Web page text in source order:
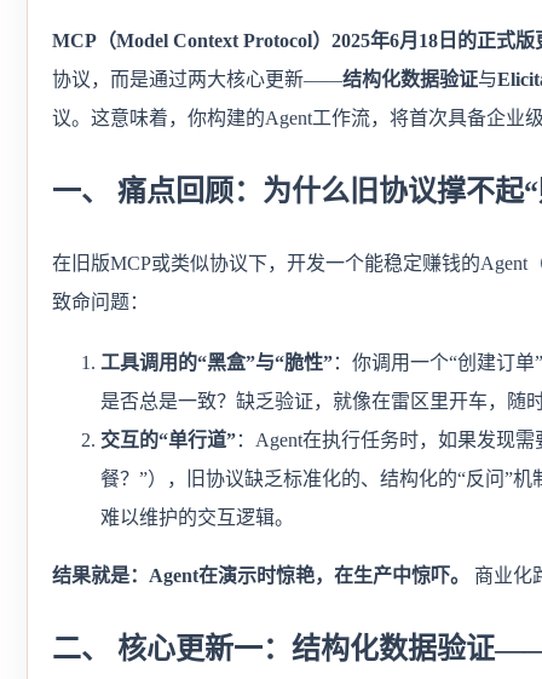
MCP（Model Context Protocol）2025年6月18日的正式
协议，而是通过两大核心更新——结构化数据验证与
议。这意味着，你构建的Agent工作流，将首次具备企业
一、 痛点回顾：为什么旧协议撑不起
在旧版MCP或类似协议下，开发一个能稳定赚钱的
致命问题：
工具调用的“黑盒”与“脆性”：你调用一个“创建订
是否总是一致？缺乏验证，就像在雷区里开车，随
交互的“单行道”：Agent在执行任务时，如果发现
餐？”），旧协议缺乏标准化的、结构化的“反问”
难以维护的交互逻辑。
结果就是：Agent在演示时惊艳，在生产中惊吓。 商业化
二、 核心更新一：结构化数据验证